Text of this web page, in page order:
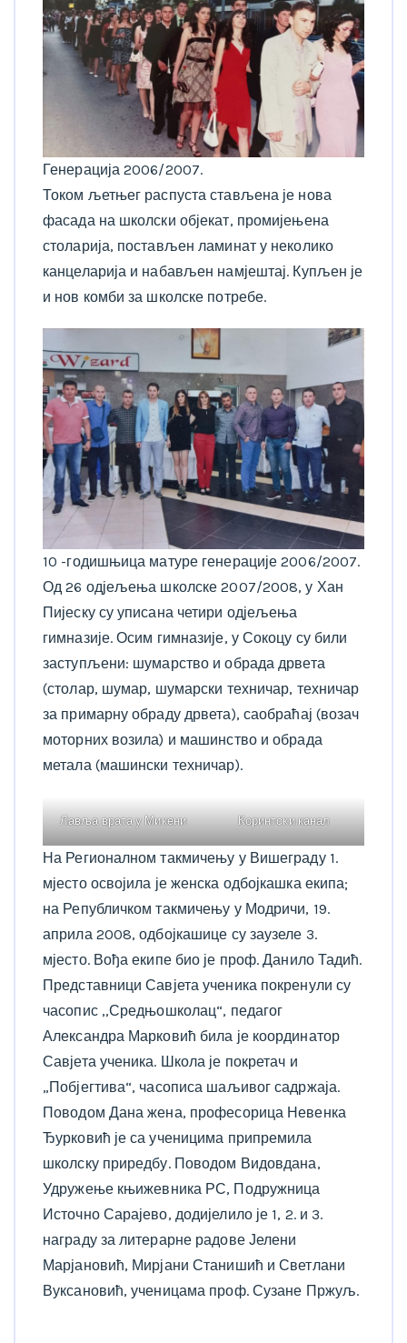
Генерација 2006/2007.
Током љетњег распуста стављена је нова
фасада на школски објекат, промијењена
столарија, постављен ламинат у неколико
канцеларија и набављен намјештај. Купљен је
и нов комби за школске потребе.
10 -годишњица матуре генерације 2006/2007.
Од 26 одјељења школске 2007/2008, у Хан
Пијеску су уписана четири одјељења
гимназије. Осим гимназије, у Сокоцу су били
заступљени: шумарство и обрада дрвета
(столар, шумар, шумарски техничар, техничар
за примарну обраду дрвета), саобраћај (возач
моторних возила) и машинство и обрада
метала (машински техничар).
Лавља врата у Микени Коринтски канал
На Регионалном такмичењу у Вишеграду 1.
мјесто освојила је женска одбојкашка екипа;
на Републичком такмичењу у Модричи, 19.
априла 2008, одбојкашице су заузеле 3.
мјесто. Вођа екипе био је проф. Данило Тадић.
Представници Савјета ученика покренули су
часопис ,,Средњошколац“, педагог
Александра Марковић била је координатор
Савјета ученика. Школа је покретач и
„Побјегтива“, часописа шаљивог садржаја.
Поводом Дана жена, професорица Невенка
Ђурковић је са ученицима припремила
школску приредбу. Поводом Видовдана,
Удружење књижевника РС, Подружница
Источно Сарајево, додијелило је 1, 2. и 3.
награду за литерарне радове Јелени
Марјановић, Мирјани Станишић и Светлани
Вуксановић, ученицама проф. Сузане Пржуљ.